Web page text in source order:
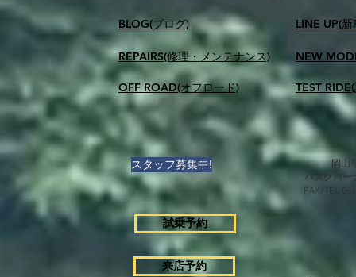
BLOG(ブログ)
REPAIRS(修理・メンテナンス)
OFF ROAD(オフロード)
LINE UP(
NEW
TEST
スタッフ募集中!
試乗予約
来店予約
岡山
ハスクバー
FAX/TEL